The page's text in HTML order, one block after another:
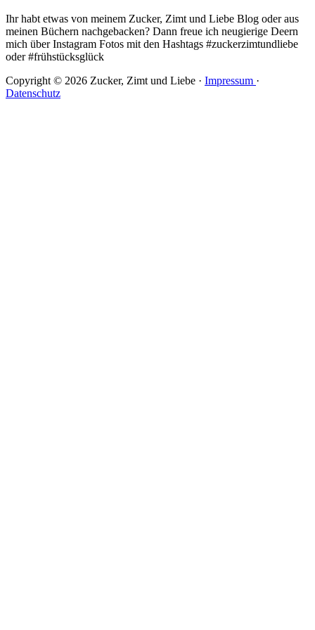
Ihr habt etwas von meinem Zucker, Zimt und Liebe Blog oder aus
meinen Büchern nachgebacken? Dann freue ich neugierige Deern
mich über Instagram Fotos mit den Hashtags #zuckerzimtundliebe
oder #frühstücksglück
Copyright © 2026 Zucker, Zimt und Liebe · Impressum ·
Datenschutz